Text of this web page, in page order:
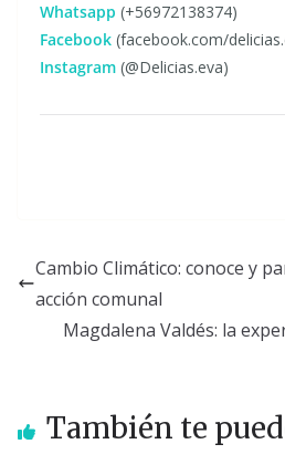
Whatsapp (+56972138374)
Facebook (facebook.com/
Instagram (@Delicias.eva)
Cambio Climático: conoce y
acción comunal
Magdalena Valdés: la
También te